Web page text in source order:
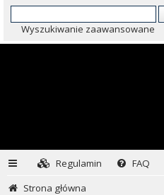
Wyszukiwanie zaawansowane
Regulamin
FAQ
Strona główna